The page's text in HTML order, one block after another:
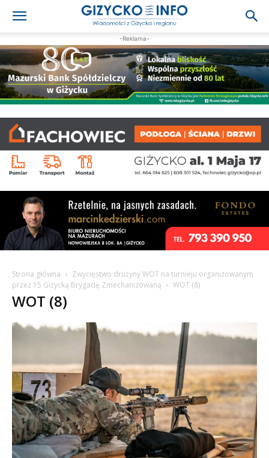
-Reklama-
Strona główna
Zwycięstwo drużyny WOT na turnieju organizowanym
przez 15 Giżycką Brygadę Zmechanizowaną
WOT (8)
WOT (8)